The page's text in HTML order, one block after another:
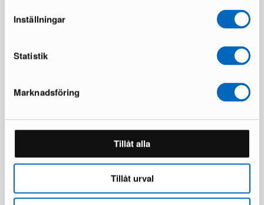
Inställningar
Statistik
Marknadsföring
Tillåt alla
Tillåt urval
Bahamas sohvamoduuli
95 € 173 €
Bahamas kulmamoduuli
musta
129 € 240 €
Säästät 111 €